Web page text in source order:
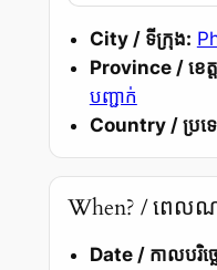
City / ទីក្រុង:
Province / ខេត្
បញ្ជាក់
Country / ប្រទ
When? / ពេលណ
Date / កាលបរិច្ឆ